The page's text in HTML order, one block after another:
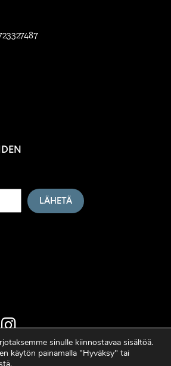
LÄHETÄ
sinulle kiinnostavaa sisältöä.
käytön painamalla "Hyväksy" tai